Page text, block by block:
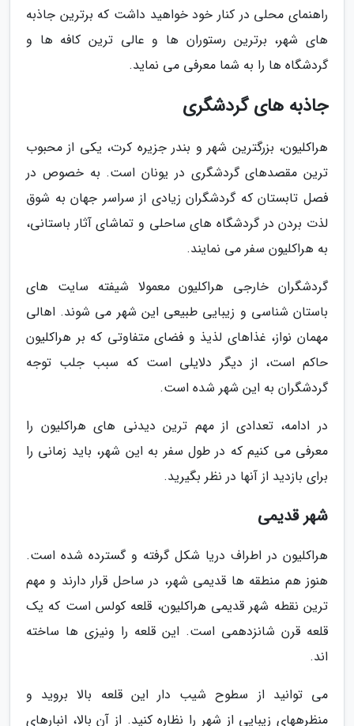
راهنمای محلی در کنار خود خواهید داشت که برترین جاذبه
های شهر، برترین رستوران ها و عالی ترین کافه ها و
گردشگاه ها را به شما معرفی می نماید.
جاذبه های گردشگری
هراکلیون، بزرگترین شهر و بندر جزیره کرت، یکی از محبوب
ترین مقصدهای گردشگری در یونان است. به خصوص در
فصل تابستان که گردشگران زیادی از سراسر جهان به شوق
لذت بردن در گردشگاه های ساحلی و تماشای آثار باستانی،
به هراکلیون سفر می نمایند.
گردشگران خارجی هراکلیون معمولا شیفته سایت های
باستان شناسی و زیبایی طبیعی این شهر می شوند. اهالی
مهمان نواز، غذاهای لذیذ و فضای متفاوتی که بر هراکلیون
حاکم است، از دیگر دلایلی است که سبب جلب توجه
گردشگران به این شهر شده است.
در ادامه، تعدادی از مهم ترین دیدنی های هراکلیون را
معرفی می کنیم که در طول سفر به این شهر، باید زمانی را
برای بازدید از آنها در نظر بگیرید.
شهر قدیمی
هراکلیون در اطراف دریا شکل گرفته و گسترده شده است.
هنوز هم منطقه ها قدیمی شهر، در ساحل قرار دارند و مهم
ترین نقطه شهر قدیمی هراکلیون، قلعه کولس است که یک
قلعه قرن شانزدهمی است. این قلعه را ونیزی ها ساخته
اند.
می توانید از سطوح شیب دار این قلعه بالا بروید و
منظرههای زیبایی از شهر را نظاره کنید. از آن بالا، انبارهای